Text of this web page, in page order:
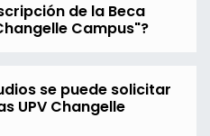
de la Beca
Campus"?
se puede solicitar
UPV Changelle